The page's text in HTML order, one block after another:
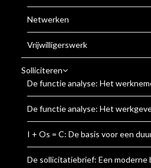
Netwerken
Vrijwilligerswerk
Solliciteren
De functie analyse: Het
De functie analyse: Het
I + Os = C: De basis voor een
De sollicitatiebrief: Een moderne